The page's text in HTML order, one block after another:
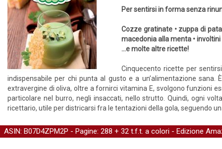
Per sentirsi in forma senza
Cozze gratinate • zuppa di
macedonia alla menta • involtini
…e molte altre ricette!
Cinquecento ricette per
indispensabile per chi punta al gusto e a un’alimentazione
extravergine di oliva, oltre a fornirci vitamina E, svolgono funzioni
particolare nel burro, negli insaccati, nello strutto. Quindi, ogni
ricettario, utile per districarsi fra le tentazioni della gola, seguendo
ASIN: B07D4ZPM2P - Pagine: 288 + 32 t.f.t. a colori - Edizione